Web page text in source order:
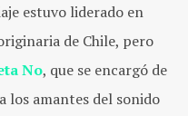
estuvo liderado en
de Chile, pero
No, que se encargó de
los amantes del sonido